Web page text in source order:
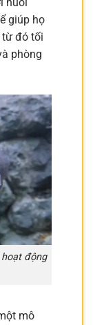
giúp họ
từ đó tối
phòng
động
mô